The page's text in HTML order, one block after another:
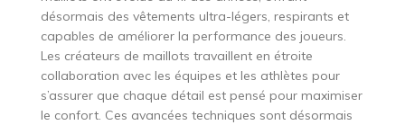
désormais des vêtements ultra-légers, respirants et
capables de améliorer la performance des joueurs.
Les créateurs de maillots travaillent en étroite
collaboration avec les équipes et les athlètes pour
s’assurer que chaque détail est pensé pour maximiser
le confort. Ces avancées techniques sont désormais